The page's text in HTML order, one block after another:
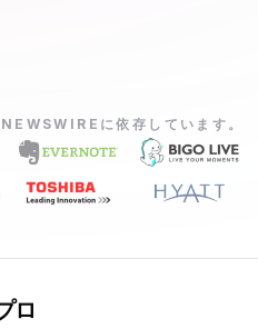
に依存しています。
ロ